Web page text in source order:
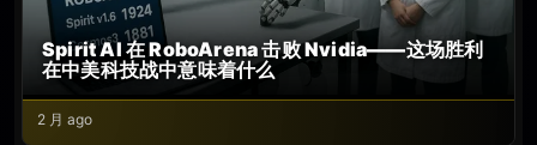
Spirit AI 在 RoboArena 击败 Nvidia——这场胜利
在中美科技战中意味着什么
2 月 ago